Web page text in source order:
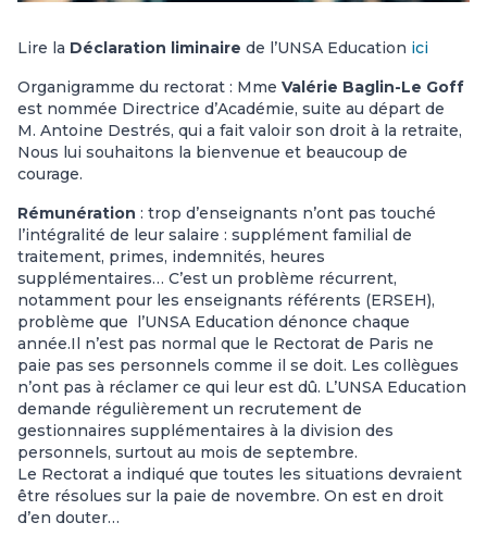
Lire la Déclaration liminaire de l’UNSA Education ici
Organigramme du rectorat : Mme Valérie Baglin-Le Goff
est nommée Directrice d’Académie, suite au départ de
M. Antoine Destrés, qui a fait valoir son droit à la retraite,
Nous lui souhaitons la bienvenue et beaucoup de
courage.
Rémunération : trop d’enseignants n’ont pas touché
l’intégralité de leur salaire : supplément familial de
traitement, primes, indemnités, heures
supplémentaires… C’est un problème récurrent,
notamment pour les enseignants référents (ERSEH),
problème que l’UNSA Education dénonce chaque
année.Il n’est pas normal que le Rectorat de Paris ne
paie pas ses personnels comme il se doit. Les collègues
n’ont pas à réclamer ce qui leur est dû. L’UNSA Education
demande régulièrement un recrutement de
gestionnaires supplémentaires à la division des
personnels, surtout au mois de septembre.
Le Rectorat a indiqué que toutes les situations devraient
être résolues sur la paie de novembre. On est en droit
d’en douter…